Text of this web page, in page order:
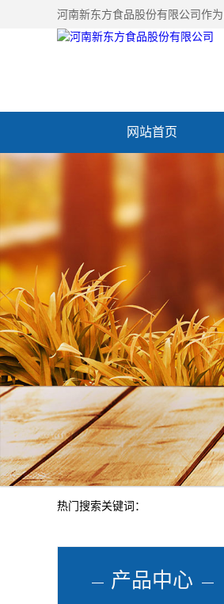
河南新东方食品股份有限公司作为
网站首页
热门搜索关键词：
产品中心